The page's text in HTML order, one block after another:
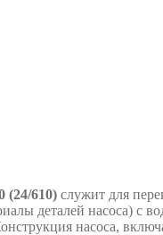
(24/610) служит для
деталей насоса) с
насоса,